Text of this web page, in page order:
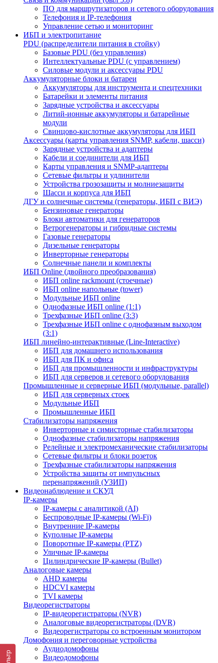
ПО для маршрутизаторов и сетевого оборудования
Телефония и IP-телефония
Управление сетью и мониторинг
ИБП и электропитание
PDU (распределители питания в стойку)
Базовые PDU (без управления)
Интеллектуальные PDU (с управлением)
Силовые модули и аксессуары PDU
Аккумуляторные блоки и батареи
Аккумуляторы для инструмента и спецтехники
Батарейки и элементы питания
Зарядные устройства и аксессуары
Литий-ионные аккумуляторы и батарейные
модули
Свинцово-кислотные аккумуляторы для ИБП
Аксессуары (карты управления SNMP, кабели, шасси)
Зарядные устройства и адаптеры
Кабели и соединители для ИБП
Карты управления и SNMP-адаптеры
Сетевые фильтры и удлинители
Устройства грозозащиты и молниезащиты
Шасси и корпуса для ИБП
ДГУ и солнечные системы (генераторы, ИБП с ВИЭ)
Бензиновые генераторы
Блоки автоматики для генераторов
Ветрогенераторы и гибридные системы
Газовые генераторы
Дизельные генераторы
Инверторные генераторы
Солнечные панели и комплекты
ИБП Online (двойного преобразования)
ИБП online rackmount (стоечные)
ИБП online напольные (tower)
Модульные ИБП online
Однофазные ИБП online (1:1)
Трехфазные ИБП online (3:3)
Трехфазные ИБП online с однофазным выходом
(3:1)
ИБП линейно-интерактивные (Line-Interactive)
ИБП для домашнего использования
ИБП для ПК и офиса
ИБП для промышленности и инфраструктуры
ИБП для серверов и сетевого оборудования
Промышленные и серверные ИБП (модульные, parallel)
ИБП для серверных стоек
Модульные ИБП
Промышленные ИБП
Стабилизаторы напряжения
Инверторные и симисторные стабилизаторы
Однофазные стабилизаторы напряжения
Релейные и электромеханические стабилизаторы
Сетевые фильтры и блоки розеток
Трехфазные стабилизаторы напряжения
Устройства защиты от импульсных
перенапряжений (УЗИП)
Видеонаблюдение и СКУД
IP-камеры
IP-камеры с аналитикой (AI)
Беспроводные IP-камеры (Wi-Fi)
Внутренние IP-камеры
Куполные IP-камеры
Поворотные IP-камеры (PTZ)
Уличные IP-камеры
Цилиндрические IP-камеры (Bullet)
Аналоговые камеры
AHD камеры
HDCVI камеры
TVI камеры
Видеорегистраторы
IP-видеорегистраторы (NVR)
Аналоговые видеорегистраторы (DVR)
Видеорегистраторы со встроенным монитором
Домофония и переговорные устройства
Аудиодомофоны
Видеодомофоны